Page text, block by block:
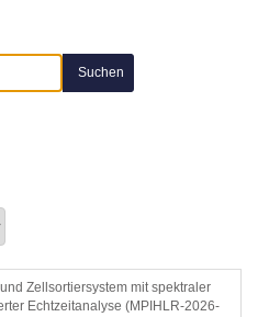
Zellsortiersystem mit spektraler
Echtzeitanalyse (MPIHLR-2026-